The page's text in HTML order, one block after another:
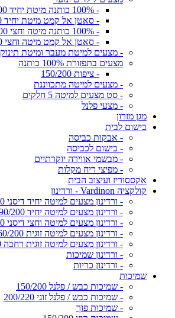
- 100% כותנה מיטת יחיד 90/200
- סאטן אל קמט מיטת יחיד 90/200
- 100% כותנה מיטה וחצי 120/200
- סאטן אל קמט מיטה וחצי 120/200
- מצעים למיטת מעבר ומיטת תינוק
מצעים בתפזורת 100% כותנה
- ציפות 150/200
- מצעים למיטה מתכווננת
- סט מצעים למיטה 5 חלקים
- מצעי פלנל
מגן מזרון
בישום לבית
- אבקות כביסה
- בישום לכביסה
- מבשמי אווירה יוקרתיים
- מפיצי ריח מקלות
אקססוריז ועיצוב הבית
קולקציה Vardinon - ורדינון
- ורדינון מצעים למיטה יחיד דיסני 90/200
- ורדינון מצעים למיטה יחיד 90/200
- ורדינון מצעים למיטה וחצי דיסני 120/200
- ורדינון מצעים למיטה זוגית 160/200
- ורדינון מצעים למיטה זוגית רחבה 180/200
- ורדינון שמיכות
- ורדינון כריות
שמיכות
- שמיכות כבש / פלנל 150/200
- שמיכות כבש / פלנל זוגי 200/220
- שמיכות פוך